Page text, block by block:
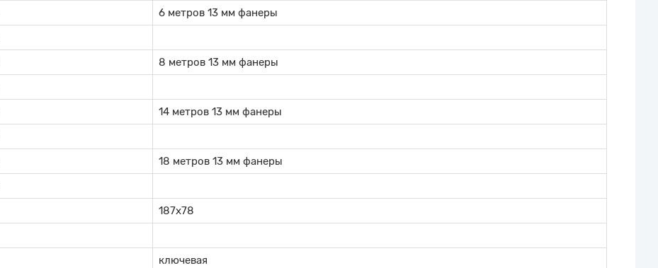
6 метров 13 мм фанеры
8 метров 13 мм фанеры
14 метров 13 мм фанеры
18 метров 13 мм фанеры
187х78
ключевая